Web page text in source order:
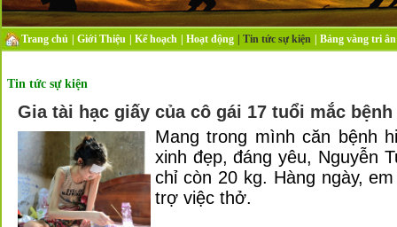
Trang chủ Giới Thiệu Kế hoạch Hoạt động Tin tức sự kiện Bảng vàng tri ân
Tin tức sự kiện
Gia tài hạc giấy của cô gái 17 tuổi mắc bệnh
Mang trong mình căn bệnh
xinh đẹp, đáng yêu, Nguyễn
chỉ còn 20 kg. Hàng ngày,
trợ việc thở.